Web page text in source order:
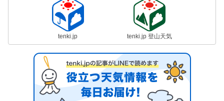
tenki.jp tenki.jp 登山天気